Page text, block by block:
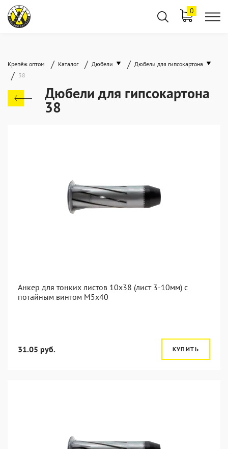
0
Крепёж оптом / Каталог / Дюбели / Дюбели для гипсокартона
/ 38
Дюбели для гипсокартона
38
Анкер для тонких листов 10x38 (лист 3-10мм) с
потайным винтом M5x40
31.05 руб. КУПИТЬ